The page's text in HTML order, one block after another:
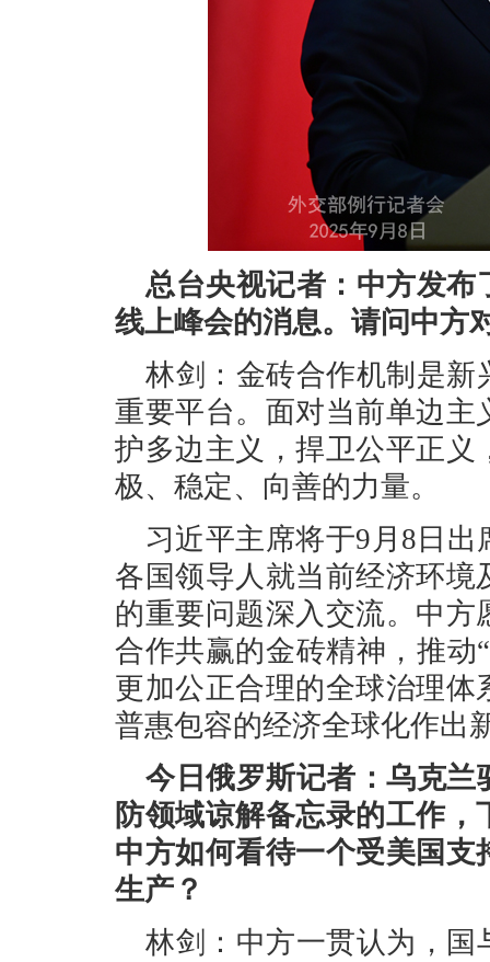
总台央视记者：中方发布
线上峰会的消息。请问中方
林剑：金砖合作机制是新
重要平台。面对当前单边
护多边主义，捍卫公平正
极、稳定、向善的力量。
习近平主席将于9月8日
各国领导人就当前经济环
的重要问题深入交流。中
合作共赢的金砖精神，推动
更加公正合理的全球治理
普惠包容的经济全球化作出
今日俄罗斯记者：乌克兰
防领域谅解备忘录的工作
中方如何看待一个受美国
生产？
林剑：中方一贯认为，国